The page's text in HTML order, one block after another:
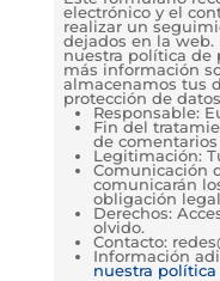
electrónico y el
realizar un
dejados en la web.
nuestra política de
más información
almacenamos tus
protección de datos
Responsable:
Fin del
de comentarios
Legitimación:
Comunicación
comunicarán
obligación
Derechos:
olvido.
Contacto:
Información
nuestra